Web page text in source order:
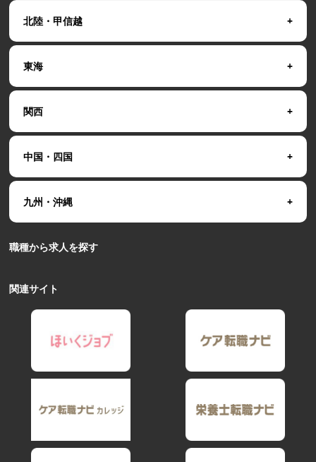
北陸・甲信越
東海
関西
中国・四国
九州・沖縄
職種から求人を探す
関連サイト